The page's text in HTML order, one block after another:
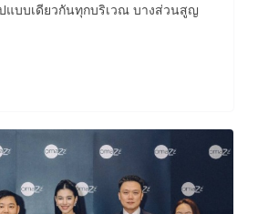
แบบเดียวกันทุกบริเวณ บางส่วนสูญ